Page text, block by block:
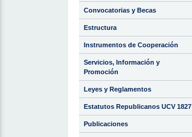
Convocatorias y Becas
Estructura
Instrumentos de Cooperación
Servicios, Información y
Promoción
Leyes y Reglamentos
Estatutos Republicanos UCV 1827
Publicaciones